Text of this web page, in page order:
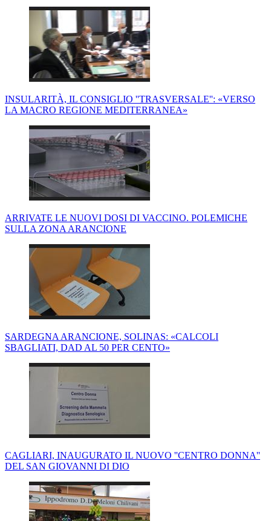
INSULARITÀ, IL CONSIGLIO ''TRASVERSALE'': «VERSO
LA MACRO REGIONE MEDITERRANEA»
ARRIVATE LE NUOVI DOSI DI VACCINO. POLEMICHE
SULLA ZONA ARANCIONE
SARDEGNA ARANCIONE, SOLINAS: «CALCOLI
SBAGLIATI, DAD AL 50 PER CENTO»
CAGLIARI, INAUGURATO IL NUOVO ''CENTRO DONNA''
DEL SAN GIOVANNI DI DIO